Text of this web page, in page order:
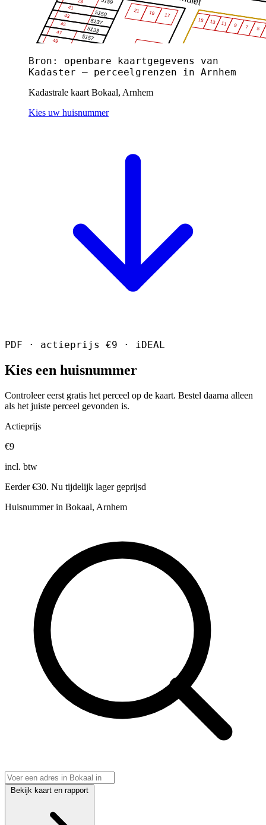
Bron: openbare kaartgegevens van
Kadaster — perceelgrenzen in Arnhem
Kadastrale kaart Bokaal, Arnhem
Kies uw huisnummer
PDF · actieprijs €9 · iDEAL
Kies een huisnummer
Controleer eerst gratis het perceel op de kaart. Bestel daarna alleen
als het juiste perceel gevonden is.
Actieprijs
€9
incl. btw
Eerder €30. Nu tijdelijk lager geprijsd
Huisnummer in Bokaal, Arnhem
Bekijk kaart en rapport